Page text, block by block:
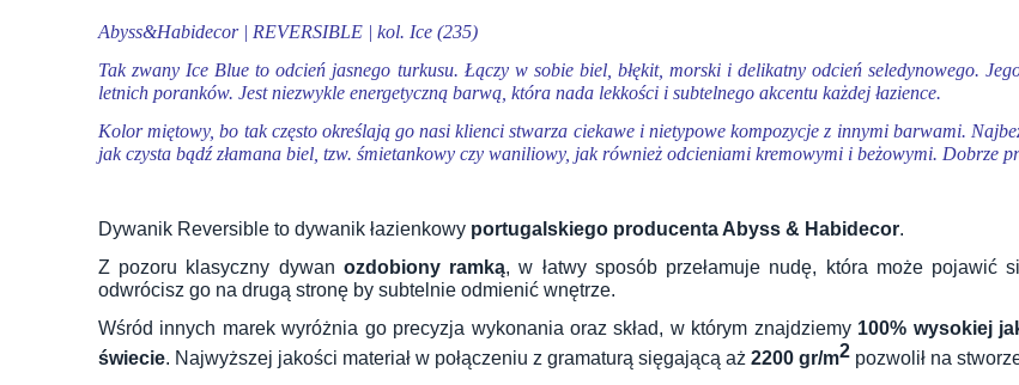
Abyss&Habidecor | REVERSIBLE | kol. Ice (235)
Tak zwany Ice Blue to odcień jasnego turkusu. Łączy w sobie biel, błękit, morski i delikatny odcień seledynowego.
letnich poranków. Jest niezwykle energetyczną barwą, która nada lekkości i subtelnego akcentu każdej łazience.
Kolor miętowy, bo tak często określają go nasi klienci stwarza ciekawe i nietypowe kompozycje z innymi barwami.
jak czysta bądź złamana biel, tzw. śmietankowy czy waniliowy, jak również odcieniami kremowymi i beżowymi. Dobrze
Dywanik Reversible to dywanik łazienkowy portugalskiego producenta Abyss & Habidecor.
Z pozoru klasyczny dywan ozdobiony ramką, w łatwy sposób przełamuje nudę, która może pojawić
odwrócisz go na drugą stronę by subtelnie odmienić wnętrze.
Wśród innych marek wyróżnia go precyzja wykonania oraz skład, w którym znajdziemy 100% wysokiej
świecie. Najwyższej jakości materiał w połączeniu z gramaturą sięgającą aż 2200 gr/m2 pozwolił na